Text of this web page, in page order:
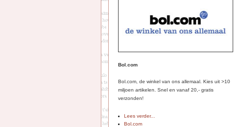
Bol.com
Bol.com, de winkel van ons allemaal. Kies uit >10
miljoen artikelen. Snel en vanaf 20,- gratis
verzonden!
Lees verder...
Bol.com